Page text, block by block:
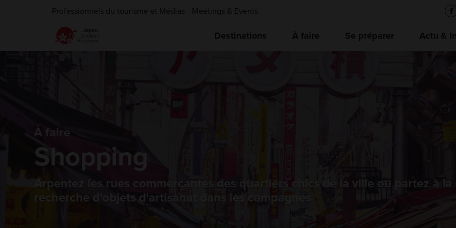
Professionnels du tourisme et Médias Meetings & Events
Destinations À faire Se préparer Actu &
À faire
Shopping
Arpentez les rues commerçantes des quartiers chics de la ville ou partez à la
recherche d'objets d'artisanat dans les campagnes